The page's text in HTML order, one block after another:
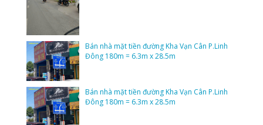
Bán nhà mặt tiền đường Kha Vạn Cân P.Linh
Đông 180m = 6.3m x 28.5m
Bán nhà mặt tiền đường Kha Vạn Cân P.Linh
Đông 180m = 6.3m x 28.5m